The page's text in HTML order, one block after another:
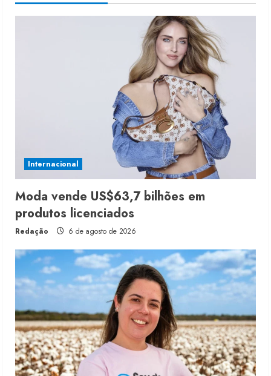
Internacional
Moda vende US$63,7 bilhões em
produtos licenciados
Redação 6 de agosto de 2026